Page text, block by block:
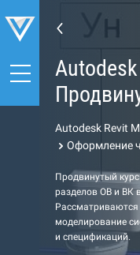
Autodesk Revit
Оформление
Продвинутый
разделов ОВ и ВК
моделирование
и спецификаций.